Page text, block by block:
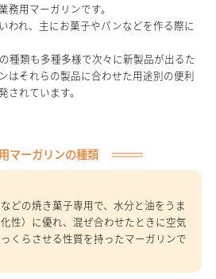
用マーガリンです。
われ、主にお菓子やパンなどを作る際に
種類も多種多様で次々に新製品が出るた
はそれらの製品に合わせた用途別の便利
されています。
マーガリンの種類
どの焼き菓子専用で、水分と油をうま
性）に優れ、混ぜ合わせたときに空気
くらさせる性質を持ったマーガリンで